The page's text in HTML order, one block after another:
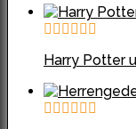
Harry Potter